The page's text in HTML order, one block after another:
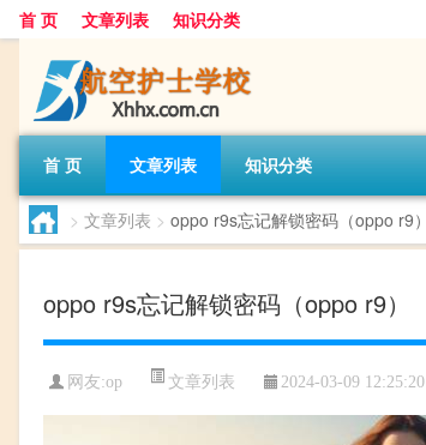
首 页 文章列表 知识分类
首 页 文章列表 知识分类
> 文章列表 > oppo r9s忘记解锁密码（oppo r9）
oppo r9s忘记解锁密码（oppo r9）
网友:op 文章列表 2024-03-09 12:25:20